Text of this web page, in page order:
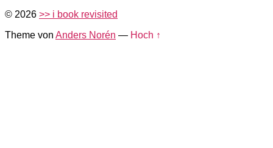
© 2026 >> i book revisited
Theme von Anders Norén — Hoch ↑